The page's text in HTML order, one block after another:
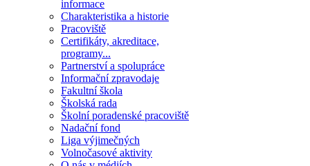
informace
Charakteristika a historie
Pracoviště
Certifikáty, akreditace,
programy...
Partnerství a spolupráce
Informační zpravodaje
Fakultní škola
Školská rada
Školní poradenské pracoviště
Nadační fond
Liga výjimečných
Volnočasové aktivity